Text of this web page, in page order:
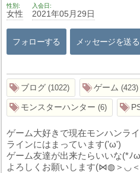
性別
女性
入会日
2021年05月29日
フォローする メッセージを送る
ブログ 1022 ゲーム 423
モンスターハンター 6
ゲーム大好きで現在モンハンラ
ラインにはまっています('ω')
ゲーム友達が出来たらいいな(*ﾉ
よろしくお願いします(⋈◍＞◡